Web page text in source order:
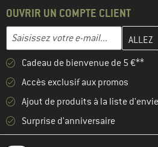
OUVRIR UN COMPTE CLIENT
Adresse e-mail
Entrez votre adresse e-mail ici et
Cadeau de bienvenue de 5 €**
Accès exclusif aux promos
Ajout de produits à la liste
Surprise d'anniversaire